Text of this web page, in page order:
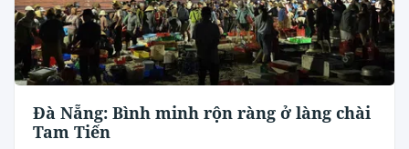
Đà Nẵng: Bình minh rộn ràng ở làng chài
Tam Tiến